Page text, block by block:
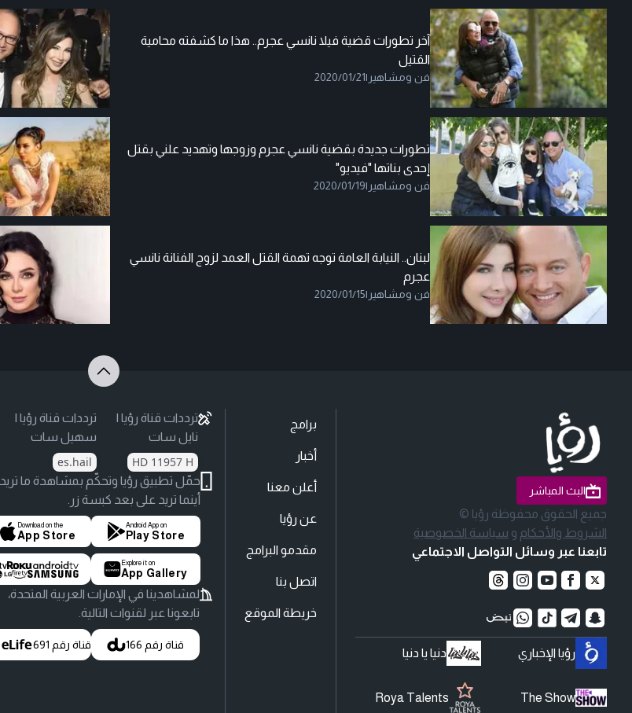
آخر تطورات قضية فيلا نانسي عجرم.. هذا ما كشفته محامية
القتيل
فن ومشاهير |
2020/01/21
تطورات جديدة بقضية نانسي عجرم وزوجها وتهديد علني بقتل
إحدى بناتها "فيديو"
فن ومشاهير |
2020/01/19
لبنان.. النيابة العامة توجه تهمة القتل العمد لزوج الفنانة نانسي
عجرم
فن ومشاهير |
2020/01/15
البث المباشر
جميع الحقوق محفوظة رؤيا ©
الشروط والأحكام و سياسة الخصوصية
تابعنا عبر وسائل التواصل الاجتماعي
رؤيا الإخباري دنيا يا دنيا
The Show
Roya Talents
برامج
أخبار
أعلن معنا
عن رؤيا
مقدمو البرامج
اتصل بنا
خريطة الموقع
ترددات قناة رؤيا |
نايل سات
HD 11957 H
ترددات قناة رؤيا |
سهيل سات
es.hail
حمّل تطبيق رؤيا وتحكّم بمشاهدة ما تريد
أينما تريد على بعد كبسة زر.
Android App on
Play Store
Download on the
App Store
Explore it on
App Gallery
لمشاهدينا في الإمارات العربية المتحدة،
تابعونا عبر لقنوات التالية.
قناة رقم 166 قناة رقم 691